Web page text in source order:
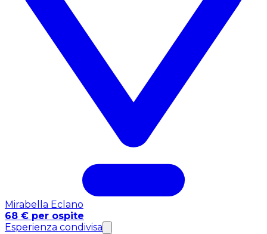
Mirabella Eclano
68 € per ospite
Esperienza condivisa